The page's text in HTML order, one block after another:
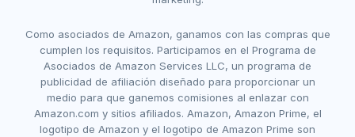
Como asociados de Amazon, ganamos con las compras que
cumplen los requisitos. Participamos en el Programa de
Asociados de Amazon Services LLC, un programa de
publicidad de afiliación diseñado para proporcionar un
medio para que ganemos comisiones al enlazar con
Amazon.com y sitios afiliados. Amazon, Amazon Prime, el
logotipo de Amazon y el logotipo de Amazon Prime son